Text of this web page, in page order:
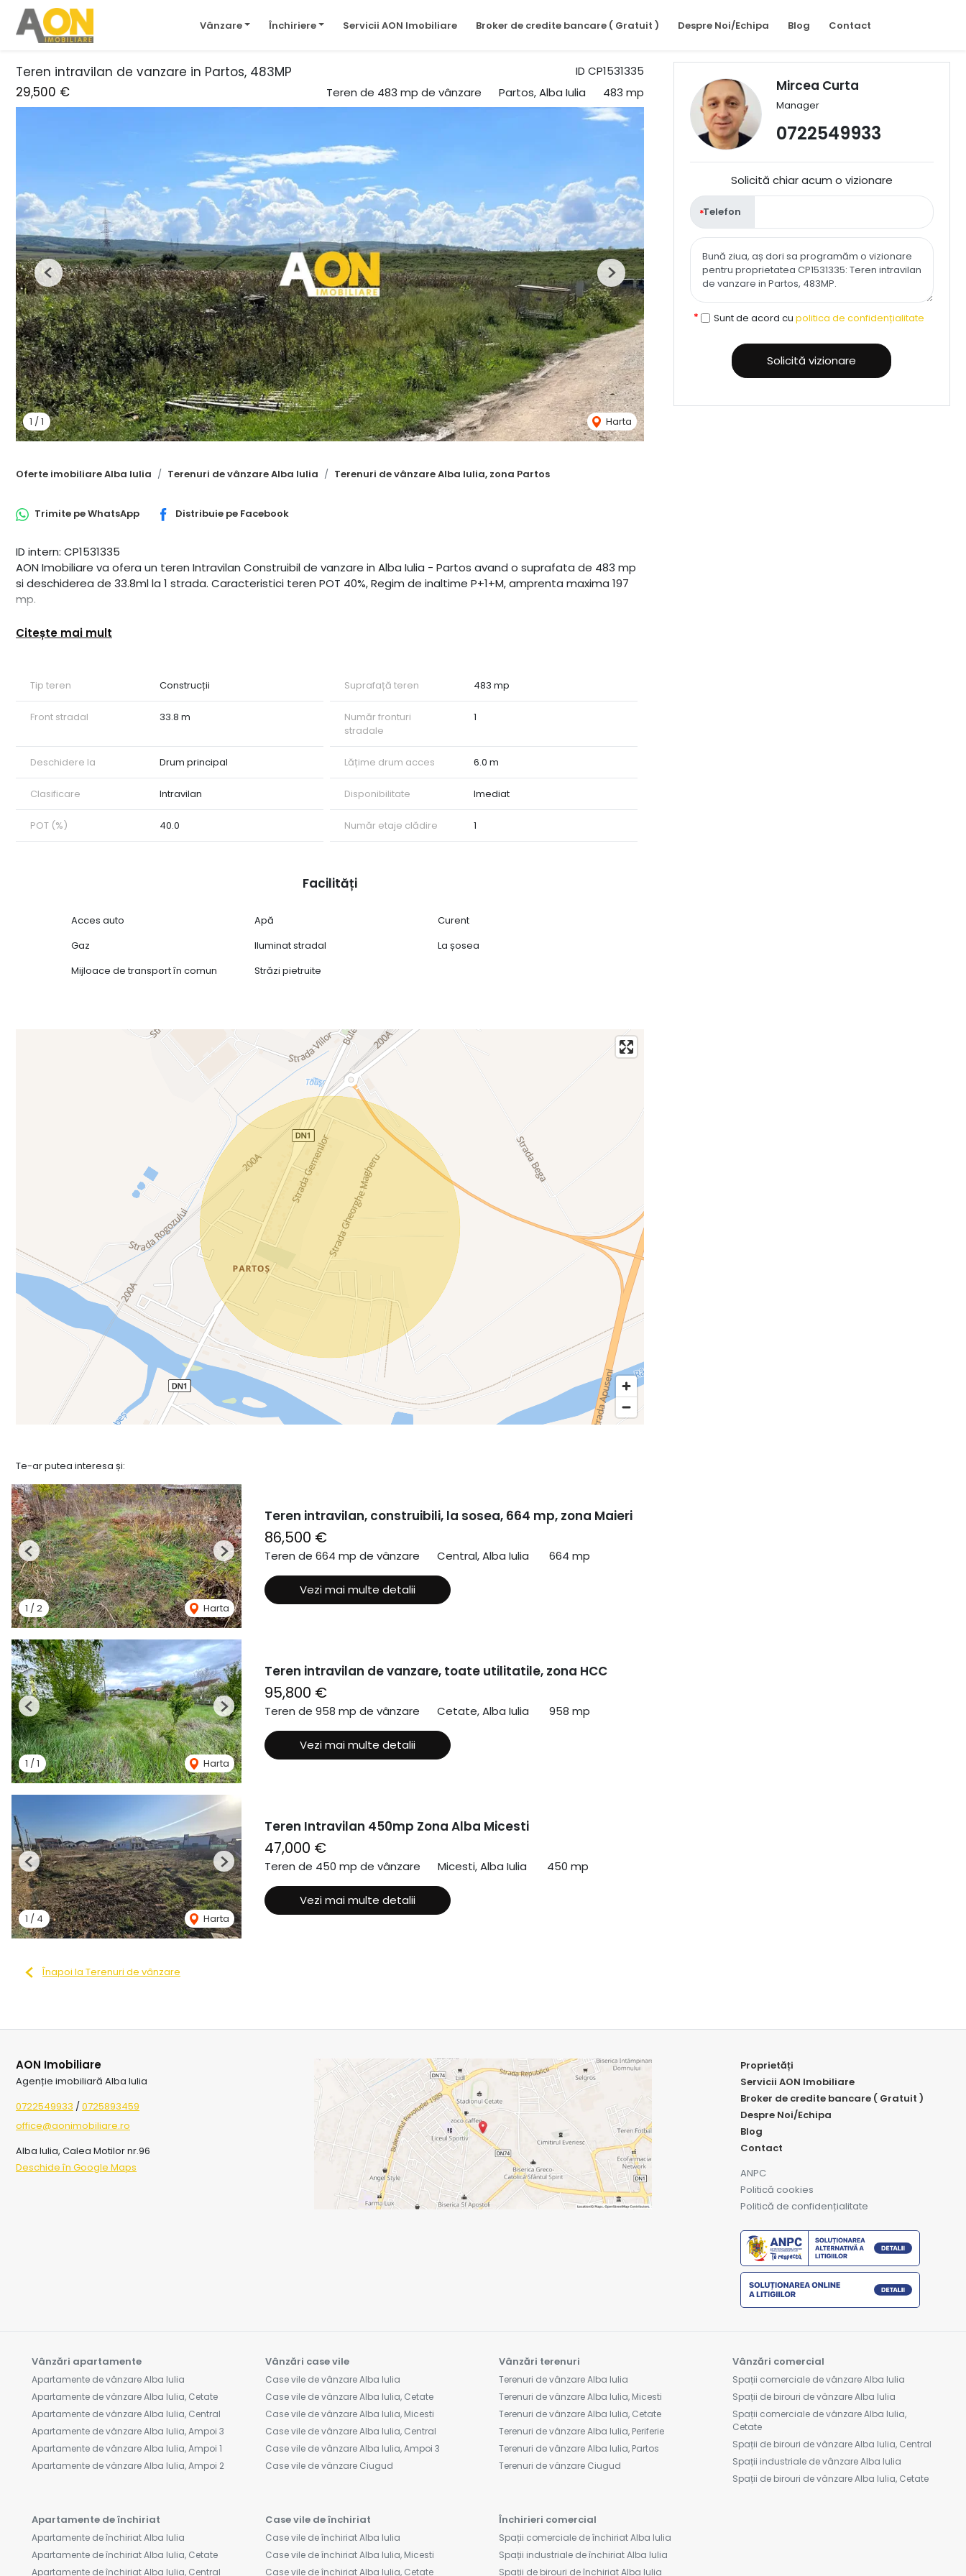
Vânzare Închiriere Servicii AON Imobiliare Broker de credite bancare ( Gratuit ) Despre Noi/Echipa Blog Contact
ID CP1531335
Teren intravilan de vanzare in Partos, 483MP
29,500 €
Teren de 483 mp de vânzare Partos, Alba Iulia 483 mp
1 / 1 Harta
Previous Next
Oferte imobiliare Alba Iulia Terenuri de vânzare Alba Iulia Terenuri de vânzare Alba Iulia, zona Partos
Trimite peWhatsApp Distribuie pe Facebook
ID intern: CP1531335
AON Imobiliare va ofera un teren Intravilan Construibil de vanzare in Alba Iulia - Partos avand o suprafata de 483 mp
si deschiderea de 33.8ml la 1 strada. Caracteristici teren POT 40%, Regim de inaltime P+1+M, amprenta maxima 197
mp.
Citește mai mult
Tip teren Construcții Suprafață teren 483 mp
Front stradal 33.8 m
Număr fronturi
stradale
1
Deschidere la Drum principal Lățime drum acces 6.0 m
Clasificare Intravilan Disponibilitate Imediat
POT (%) 40.0 Număr etaje clădire 1
Facilități
Acces auto Apă
Curent
Gaz
Iluminat stradal
La șosea
Mijloace de transport în comun
Străzi pietruite
Mircea Curta
Manager
0722549933
Solicită chiar acum o vizionare
Telefon
Sunt de acord cu politica de confidențialitate
Solicită vizionare
Te-ar putea interesa și:
1 /2 Harta
Previous Next
Teren intravilan, construibili, la sosea, 664 mp, zona Maieri
86,500 €
Teren de 664 mp de vânzare Central, Alba Iulia 664 mp
Vezi mai multe detalii
1 /1 Harta
Previous Next
Teren intravilan de vanzare, toate utilitatile, zona HCC
95,800 €
Teren de 958 mp de vânzare Cetate, Alba Iulia 958 mp
Vezi mai multe detalii
1 / 4 Harta
Previous Next
Teren Intravilan 450mp Zona Alba Micesti
47,000 €
Teren de 450 mp de vânzare Micesti, Alba Iulia 450 mp
Vezi mai multe detalii
Înapoi la Terenuri de vânzare
AON Imobiliare
Agenție imobiliară Alba Iulia
0722549933 /0725893459
office@aonimobiliare.ro
Alba Iulia, Calea Motilor nr.96
Deschide în Google Maps
Proprietăți
Servicii AON Imobiliare
Broker de credite bancare ( Gratuit )
Despre Noi/Echipa
Blog
Contact
ANPC
Politică cookies
Politică de confidențialitate
Vânzări apartamente
Apartamente de vânzare Alba Iulia
Apartamente de vânzare Alba Iulia, Cetate
Apartamente de vânzare Alba Iulia, Central
Apartamente de vânzare Alba Iulia, Ampoi 3
Apartamente de vânzare Alba Iulia, Ampoi 1
Apartamente de vânzare Alba Iulia, Ampoi 2
Vânzări case vile
Case vile de vânzare Alba Iulia
Case vile de vânzare Alba Iulia, Cetate
Case vile de vânzare Alba Iulia, Micesti
Case vile de vânzare Alba Iulia, Central
Case vile de vânzare Alba Iulia, Ampoi 3
Case vile de vânzare Ciugud
Vânzări terenuri
Terenuri de vânzare Alba Iulia
Terenuri de vânzare Alba Iulia, Micesti
Terenuri de vânzare Alba Iulia, Cetate
Terenuri de vânzare Alba Iulia, Periferie
Terenuri de vânzare Alba Iulia, Partos
Terenuri de vânzare Ciugud
Vânzări comercial
Spații comerciale de vânzare Alba Iulia
Spații de birouri de vânzare Alba Iulia
Spații comerciale de vânzare Alba Iulia,
Cetate
Spații de birouri de vânzare Alba Iulia, Central
Spații industriale de vânzare Alba Iulia
Spații de birouri de vânzare Alba Iulia, Cetate
Apartamente de închiriat
Apartamente de închiriat Alba Iulia
Apartamente de închiriat Alba Iulia, Cetate
Apartamente de închiriat Alba Iulia, Central
Case vile de închiriat
Case vile de închiriat Alba Iulia
Case vile de închiriat Alba Iulia, Micesti
Case vile de închiriat Alba Iulia, Cetate
Închirieri comercial
Spații comerciale de închiriat Alba Iulia
Spații industriale de închiriat Alba Iulia
Spații de birouri de închiriat Alba Iulia